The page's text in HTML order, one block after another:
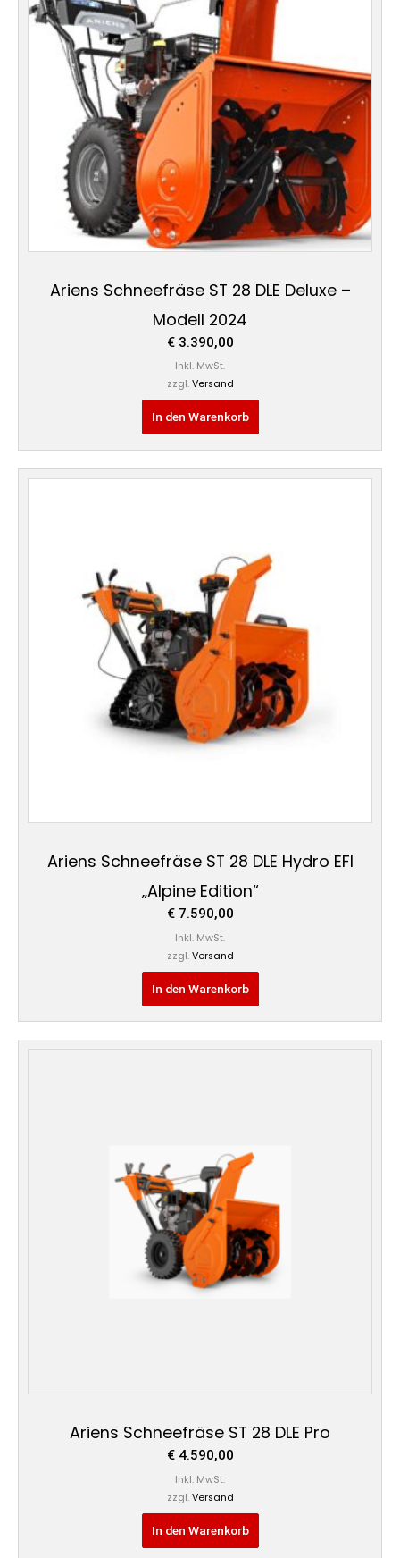
Ariens Schneefräse ST 28 DLE Deluxe –
Modell 2024
€3.390,00
Inkl. MwSt.
zzgl. Versand
In den Warenkorb
Ariens Schneefräse ST 28 DLE Hydro EFI
„Alpine Edition“
€7.590,00
Inkl. MwSt.
zzgl. Versand
In den Warenkorb
Ariens Schneefräse ST 28 DLE Pro
€4.590,00
Inkl. MwSt.
zzgl. Versand
In den Warenkorb